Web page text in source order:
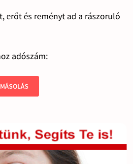
erőt és reményt ad a rászoruló
adószám: